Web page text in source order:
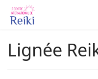
Lignée
Panneau de gestion des